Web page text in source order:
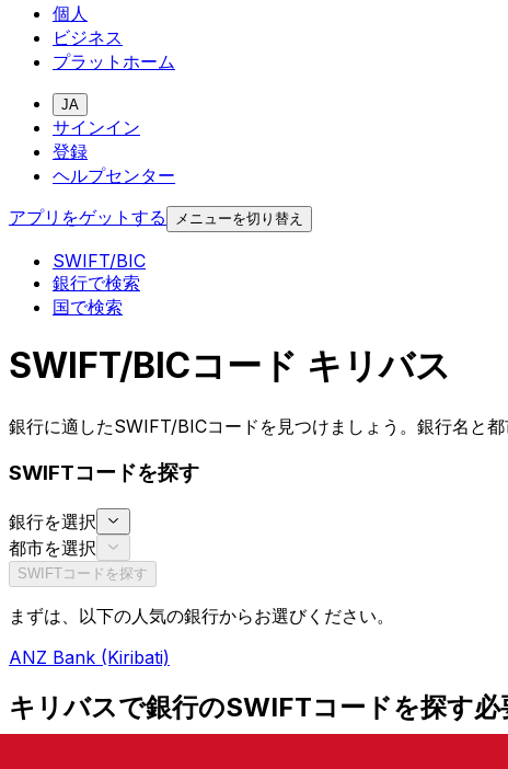
個人
ビジネス
プラットホーム
JA
サインイン
登録
ヘルプセンター
アプリをゲットする
メニューを切り替え
SWIFT/BIC
銀行で検索
国で検索
SWIFT/BICコード キリバス
銀行に適したSWIFT/BICコードを見つけましょう。銀行名と
SWIFTコードを探す
銀行を選択
都市を選択
SWIFTコードを探す
まずは、以下の人気の銀行からお選びください。
ANZ Bank (Kiribati)
キリバスで銀行のSWIFTコードを探す